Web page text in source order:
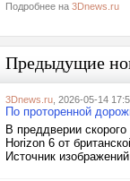
Подробнее на 3Dnews.ru
Предыдущие
3Dnews.ru , 2026-05-14
По проторенной
В преддверии
Horizon 6 от
Источник